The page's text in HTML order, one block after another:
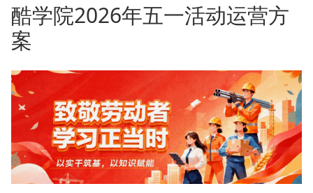
酷学院2026年五一活动运营方
案